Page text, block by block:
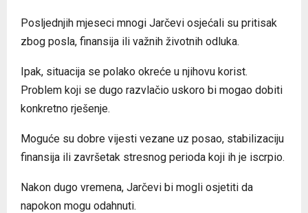
Posljednjih mjeseci mnogi Jarčevi osjećali su pritisak
zbog posla, finansija ili važnih životnih odluka.
Ipak, situacija se polako okreće u njihovu korist.
Problem koji se dugo razvlačio uskoro bi mogao dobiti
konkretno rješenje.
Moguće su dobre vijesti vezane uz posao, stabilizaciju
finansija ili završetak stresnog perioda koji ih je iscrpio.
Nakon dugo vremena, Jarčevi bi mogli osjetiti da
napokon mogu odahnuti.